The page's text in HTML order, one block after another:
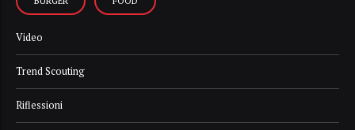
Video
Trend Scouting
Riflessioni